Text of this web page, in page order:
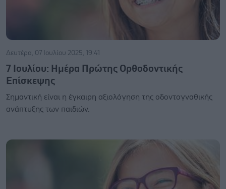
Δευτέρα, 07 Ιουλίου 2025, 19:41
7 Ιουλίου: Ημέρα Πρώτης Ορθοδοντικής
Επίσκεψης
Σημαντική είναι η έγκαιρη αξιολόγηση της οδοντογναθικής
ανάπτυξης των παιδιών.